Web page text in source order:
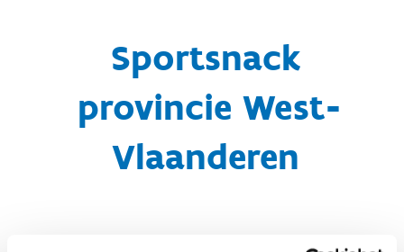
Sportsnack
provincie West-
Vlaanderen